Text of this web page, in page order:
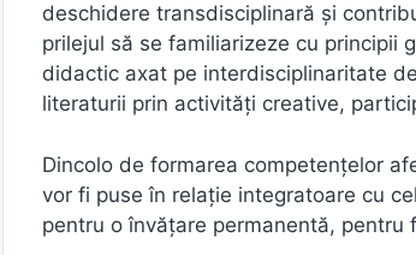
deschidere transdisciplinară și
prilejul să se familiarizeze cu principii
didactic axat pe interdisciplinaritate
literaturii prin activități creative,
Dincolo de formarea competențelor
vor fi puse în relație integratoare cu
pentru o învățare permanentă,